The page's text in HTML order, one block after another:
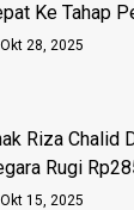
Ke Tahap
Okt 28, 2025
Riza Chalid
Rugi
Okt 15, 2025